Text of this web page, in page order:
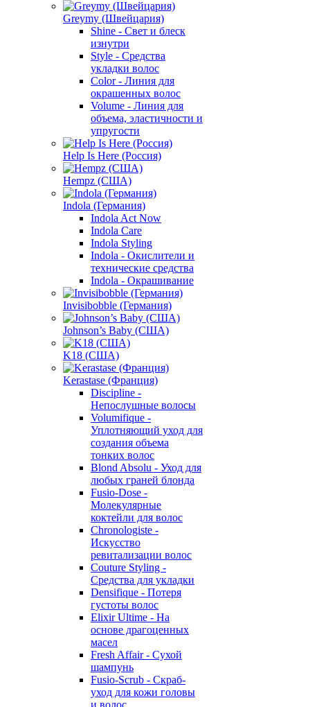
Greymy (Швейцария)
Shine - Свет и блеск
изнутри
Style - Средства
укладки волос
Color - Линия для
окрашенных волос
Volume - Линия для
объема, эластичности и
упругости
Help Is Here (Россия)
Hempz (США)
Indola (Германия)
Indola Act Now
Indola Care
Indola Styling
Indola - Окислители и
технические средства
Indola - Окрашивание
Invisibobble (Германия)
Johnson’s Baby (США)
K18 (США)
Kerastase (Франция)
Discipline -
Непослушные волосы
Volumifique -
Уплотняющий уход для
создания объема
тонких волос
Blond Absolu - Уход для
любых граней блонда
Fusio-Dose -
Молекулярные
коктейли для волос
Chronologiste -
Искусство
ревитализации волос
Couture Styling -
Средства для укладки
Densifique - Потеря
густоты волос
Elixir Ultime - На
основе драгоценных
масел
Fresh Affair - Сухой
шампунь
Fusio-Scrub - Скраб-
уход для кожи головы
и волос